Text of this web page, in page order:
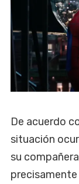
De acuerdo
situación
su